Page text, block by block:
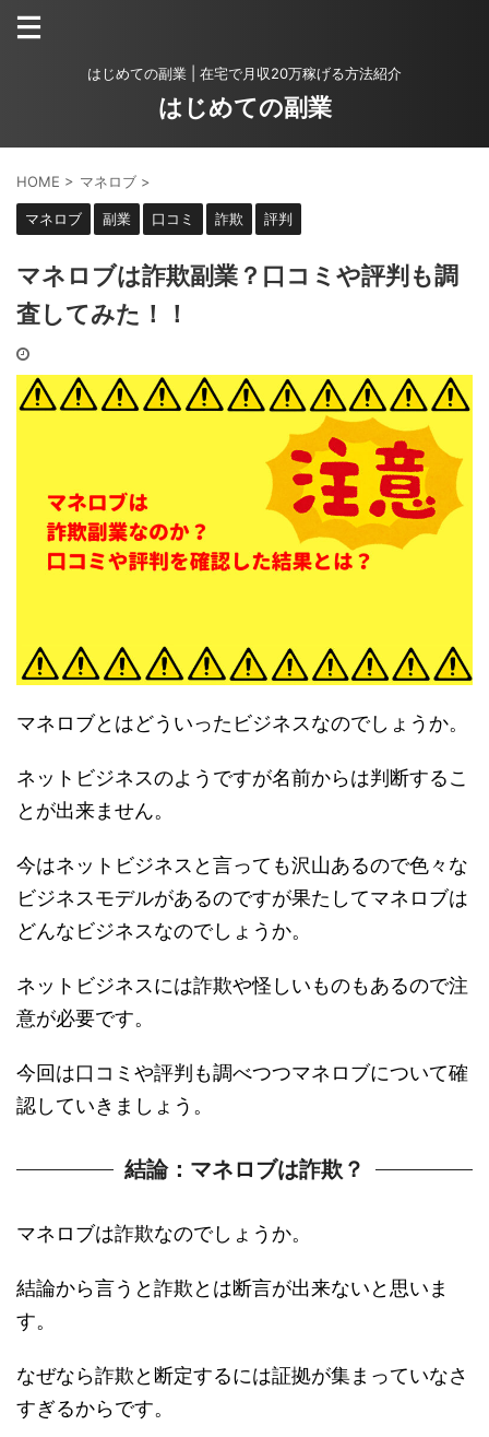
はじめての副業 | 在宅で月収20万稼げる方法紹介
はじめての副業
HOME > マネロブ >
マネロブ 副業 口コミ 詐欺 評判
マネロブは詐欺副業？口コミや評判も調
査してみた！！
マネロブとはどういったビジネスなのでしょうか。
ネットビジネスのようですが名前からは判断するこ
とが出来ません。
今はネットビジネスと言っても沢山あるので色々な
ビジネスモデルがあるのですが果たしてマネロブは
どんなビジネスなのでしょうか。
ネットビジネスには詐欺や怪しいものもあるので注
意が必要です。
今回は口コミや評判も調べつつマネロブについて確
認していきましょう。
結論：マネロブは詐欺？
マネロブは詐欺なのでしょうか。
結論から言うと詐欺とは断言が出来ないと思いま
す。
なぜなら詐欺と断定するには証拠が集まっていなさ
すぎるからです。